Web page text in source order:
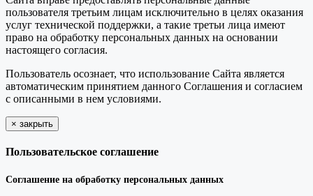
пользователя третьим лицам исключительно в целях оказания
услуг технической поддержки, а такие третьи лица имеют
право на обработку персональных данных на основании
настоящего согласия.
Пользователь осознает, что использование Сайта является
автоматическим принятием данного Соглашения и согласием
с описанными в нем условиями.
× закрыть
Пользовательское соглашение
Соглашение на обработку персональных данных